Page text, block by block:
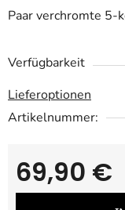
Paar verchromte 5-
Verfügbarkeit
Lieferoptionen
Artikelnummer:
69,90 €
Verkaufspreis: